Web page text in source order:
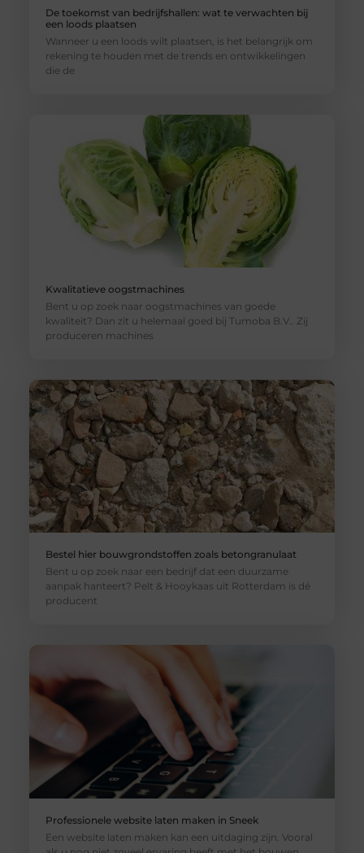
De toekomst van bedrijfshallen: wat te verwachten bij
een loods plaatsen
Wanneer u een loods wilt plaatsen, is het belangrijk om
rekening te houden met de trends en ontwikkelingen
die de
Kwalitatieve oogstmachines
Bent u op zoek naar oogstmachines van goede
kwaliteit? Dan zit u helemaal goed bij Tumoba B.V.. Zij
produceren machines
Bestel hier bouwgrondstoffen zoals betongranulaat
Bent u op zoek naar een bedrijf dat een duurzame
aanpak hanteert? Pelt & Hooykaas uit Rotterdam is dé
producent
Professionele website laten maken in Sneek
Een website laten maken kan een uitdaging zijn. Vooral